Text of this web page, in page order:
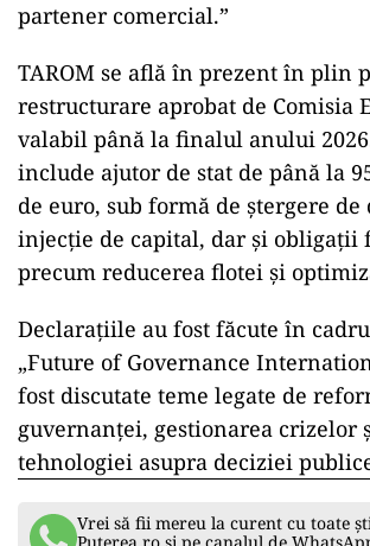
partener comercial.”
TAROM se află în prezent în plin
restructurare aprobat de Comisia
valabil până la finalul anului
include ajutor de stat de până la
de euro, sub formă de ștergere
injecție de capital, dar și obligații
precum reducerea flotei și
Declarațiile au fost făcute în
„Future of Governance
fost discutate teme legate de
guvernanței, gestionarea crizelor
tehnologiei asupra deciziei
Vrei să fii mereu la curent cu toate